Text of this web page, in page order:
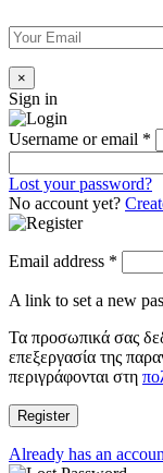
×
Sign in
Username or email *
Lost your password?
No account yet?
Email address *
A link to set a new
Τα προσωπικά σας
επεξεργασία της
περιγράφονται στη
Register
Already has an